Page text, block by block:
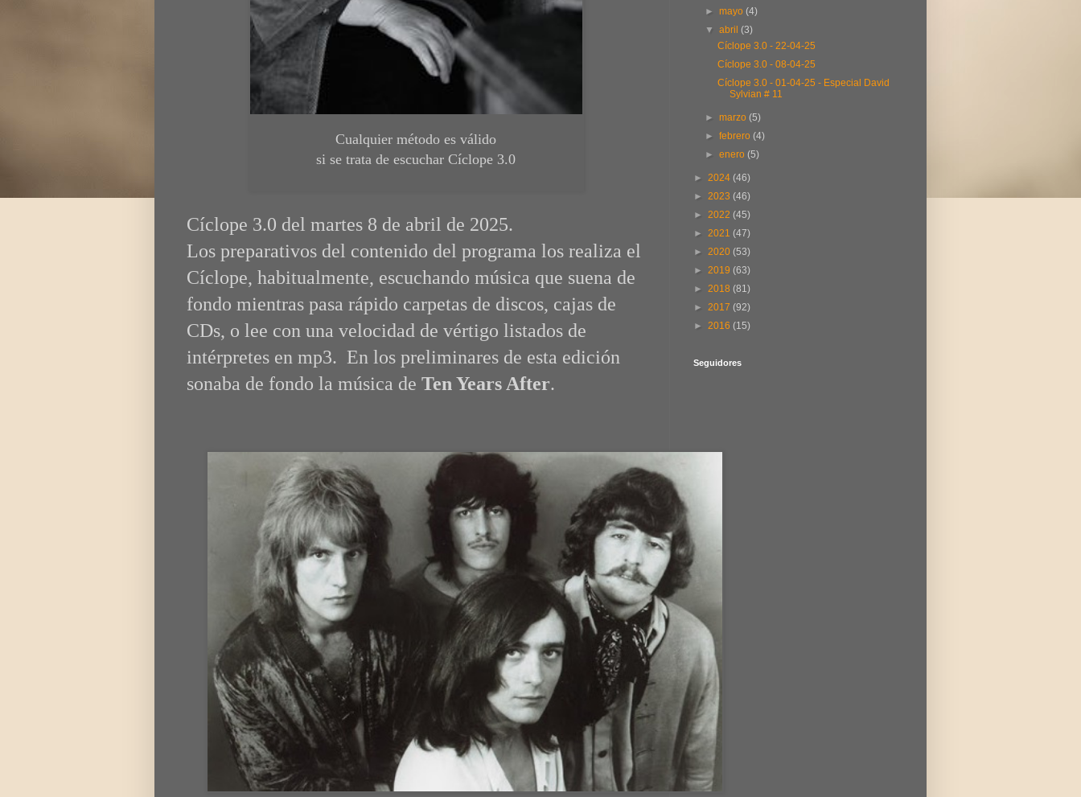
Cualquier método es válido
si se trata de escuchar Cíclope 3.0
Cíclope 3.0 del martes 8 de abril de 2025.
Los preparativos del contenido del programa los realiza el
Cíclope, habitualmente, escuchando música que suena de
fondo mientras pasa rápido carpetas de discos, cajas de
CDs, o lee con una velocidad de vértigo listados de
intérpretes en mp3. En los preliminares de esta edición
sonaba de fondo la música de Ten Years After.
►mayo(4)
▼abril(3)
Cíclope 3.0 - 22-04-25
Cíclope 3.0 - 08-04-25
Cíclope 3.0 - 01-04-25 - Especial David
Sylvian # 11
►marzo(5)
►febrero(4)
►enero(5)
► 2024 (46)
► 2023 (46)
► 2022 (45)
► 2021 (47)
► 2020 (53)
► 2019 (63)
► 2018 (81)
► 2017 (92)
► 2016 (15)
Seguidores